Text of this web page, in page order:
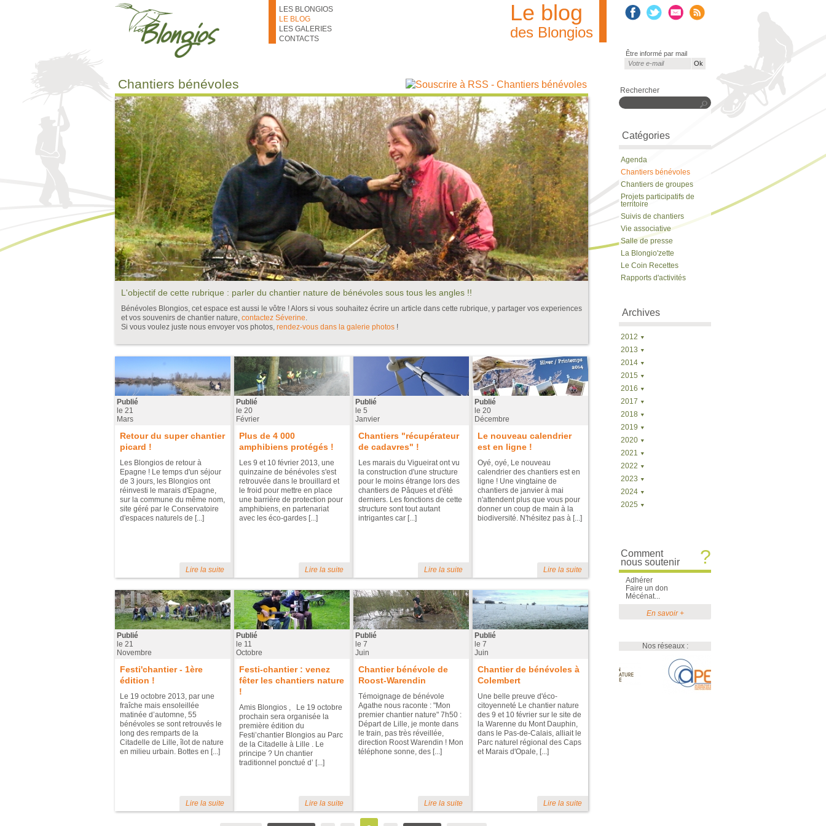
LES BLONGIOS
LE BLOG
LES GALERIES
CONTACTS
Être informé par mail
Courriel*
Le blog
des Blongios
Chantiers bénévoles
L'objectif de cette rubrique : parler du chantier nature de bénévoles sous tous les angles !!
Bénévoles Blongios, cet espace est aussi le vôtre ! Alors si vous souhaitez écrire un article dans cette rubrique, y partager vos experiences
et vos souvenirs de chantier nature, contactez Séverine.
Si vous voulez juste nous envoyer vos photos, rendez-vous dans la galerie photos !
Publié
le 21
Mars
Retour du super chantier
picard !
Les Blongios de retour à
Epagne ! Le temps d'un séjour
de 3 jours, les Blongios ont
réinvesti le marais d'Epagne,
sur la commune du même nom,
site géré par le Conservatoire
d'espaces naturels de [...]
Lire la suite
Publié
le 20
Février
Plus de 4 000
amphibiens protégés !
Les 9 et 10 février 2013, une
quinzaine de bénévoles s'est
retrouvée dans le brouillard et
le froid pour mettre en place
une barrière de protection pour
amphibiens, en partenariat
avec les éco-gardes [...]
Lire la suite
Publié
le 5
Janvier
Chantiers "récupérateur
de cadavres" !
Les marais du Vigueirat ont vu
la construction d'une structure
pour le moins étrange lors des
chantiers de Pâques et d'été
derniers. Les fonctions de cette
structure sont tout autant
intrigantes car [...]
Lire la suite
Publié
le 20
Décembre
Le nouveau calendrier
est en ligne !
Oyé, oyé, Le nouveau
calendrier des chantiers est en
ligne ! Une vingtaine de
chantiers de janvier à mai
n'attendent plus que vous pour
donner un coup de main à la
biodiversité. N'hésitez pas à [...]
Lire la suite
Publié
le 21
Novembre
Festi'chantier - 1ère
édition !
Le 19 octobre 2013, par une
fraîche mais ensoleillée
matinée d’automne, 55
bénévoles se sont retrouvés le
long des remparts de la
Citadelle de Lille, îlot de nature
en milieu urbain. Bottes en [...]
Lire la suite
Publié
le 11
Octobre
Festi-chantier : venez
fêter les chantiers nature
!
Amis Blongios , Le 19 octobre
prochain sera organisée la
première édition du
Festi’chantier Blongios au Parc
de la Citadelle à Lille . Le
principe ? Un chantier
traditionnel ponctué d’ [...]
Lire la suite
Publié
le 7
Juin
Chantier bénévole de
Roost-Warendin
Témoignage de bénévole
Agathe nous raconte : "Mon
premier chantier nature" 7h50 :
Départ de Lille, je monte dans
le train, pas très réveillée,
direction Roost Warendin ! Mon
téléphone sonne, des [...]
Lire la suite
Publié
le 7
Juin
Chantier de bénévoles à
Colembert
Une belle preuve d'éco-
citoyenneté Le chantier nature
des 9 et 10 février sur le site de
la Warenne du Mont Dauphin,
dans le Pas-de-Calais, alliait le
Parc naturel régional des Caps
et Marais d'Opale, [...]
Lire la suite
Pages
Rechercher
Rechercher
Catégories
Agenda
Chantiers bénévoles
Chantiers de groupes
Projets participatifs de
territoire
Suivis de chantiers
Vie associative
Salle de presse
La Blongio'zette
Le Coin Recettes
Rapports d'activités
Archives
2012
2013
2014
2015
2016
2017
2018
2019
2020
2021
2022
2023
2024
2025
Comment
nous soutenir
?
Adhérer
Faire un don
Mécénat...
En savoir +
Nos réseaux :